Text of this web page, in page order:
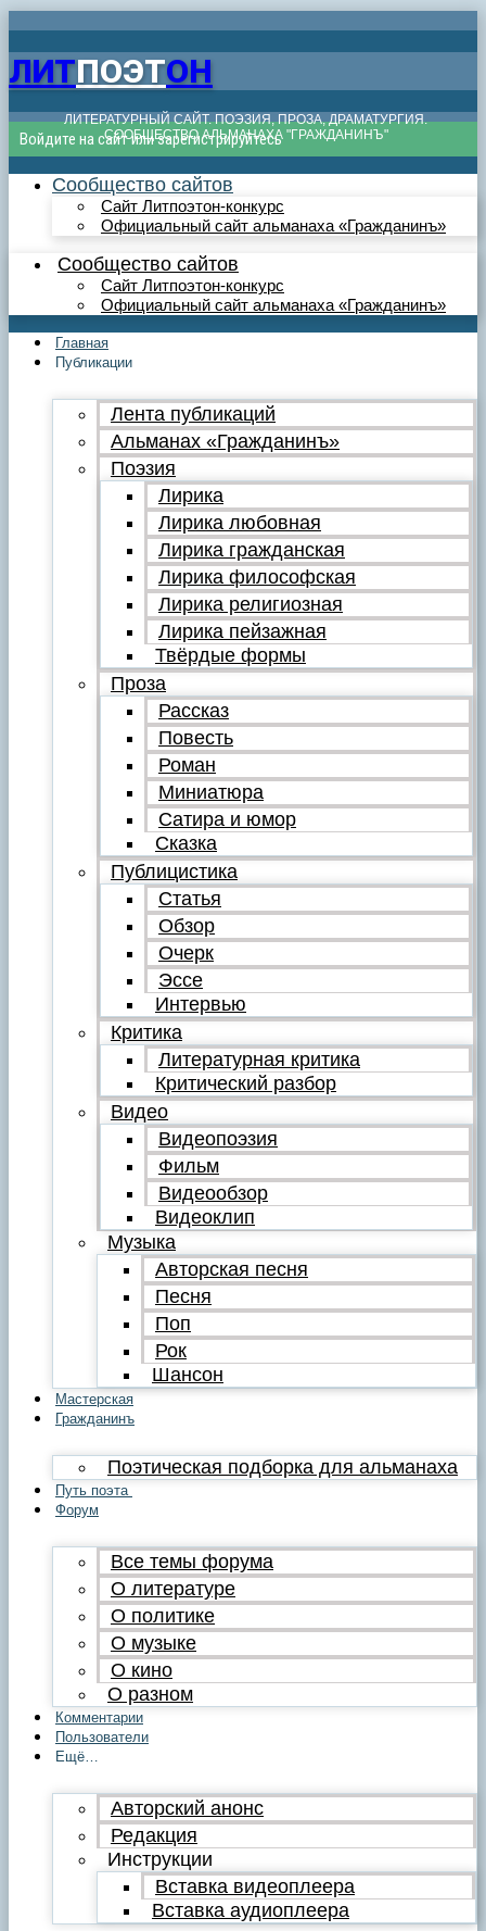
ЛИТПОЭТОН
ЛИТЕРАТУРНЫЙ САЙТ. ПОЭЗИЯ, ПРОЗА, ДРАМАТУРГИЯ.
СООБЩЕСТВО АЛЬМАНАХА "ГРАЖДАНИНЪ"
Войдите на сайт или зарегистрируйтесь
Сообщество сайтов
Сайт Литпоэтон-конкурс
Официальный сайт альманаха «Гражданинъ»
Сообщество сайтов
Сайт Литпоэтон-конкурс
Официальный сайт альманаха «Гражданинъ»
Главная
Публикации
Лента публикаций
Альманах «Гражданинъ»
Поэзия
Лирика
Лирика любовная
Лирика гражданская
Лирика философская
Лирика религиозная
Лирика пейзажная
Твёрдые формы
Проза
Рассказ
Повесть
Роман
Миниатюра
Сатира и юмор
Сказка
Публицистика
Статья
Обзор
Очерк
Эссе
Интервью
Критика
Литературная критика
Критический разбор
Видео
Видеопоэзия
Фильм
Видеообзор
Видеоклип
Музыка
Авторская песня
Песня
Поп
Рок
Шансон
Мастерская
Гражданинъ
Поэтическая подборка для альманаха
Путь поэта
Форум
Все темы форума
О литературе
О политике
О музыке
О кино
О разном
Комментарии
Пользователи
Ещё…
Авторский анонс
Редакция
Инструкции
Вставка видеоплеера
Вставка аудиоплеера